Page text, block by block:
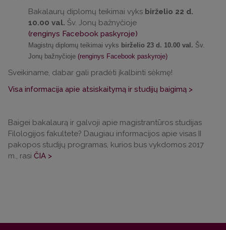
Bakalaurų diplomų teikimai vyks birželio 22 d.
10.00 val. Šv. Jonų bažnyčioje
(renginys Facebook paskyroje)
Magistrų diplomų teikimai vyks birželio 23 d. 10.00 val. Šv.
Jonų bažnyčioje (renginys Facebook paskyroje)
Sveikiname, dabar gali pradėti įkalbinti sėkmę!
Visa informacija apie atsiskaitymą ir studijų baigimą >
Baigei bakalaurą ir galvoji apie magistrantūros studijas
Filologijos fakultete? Daugiau informacijos apie visas II
pakopos studijų programas, kurios bus vykdomos 2017
m., rasi ČIA >